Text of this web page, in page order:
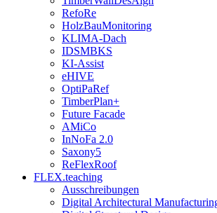
RefoRe
HolzBauMonitoring
KLIMA-Dach
IDSMBKS
KI-Assist
eHIVE
OptiPaRef
TimberPlan+
Future Facade
AMiCo
InNoFa 2.0
Saxony5
ReFlexRoof
FLEX.teaching
Ausschreibungen
Digital Architectural